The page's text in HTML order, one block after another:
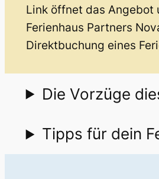
Link öffnet das Angebot
Ferienhaus Partners
Direktbuchung eines
Die Vorzüge
Tipps für dein